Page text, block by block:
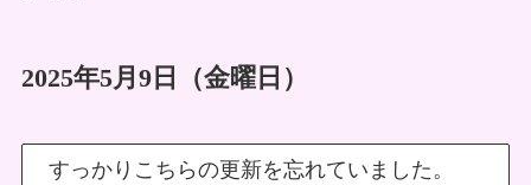
2025年5月9日（金曜日）
すっかりこちらの更新を忘れていました。